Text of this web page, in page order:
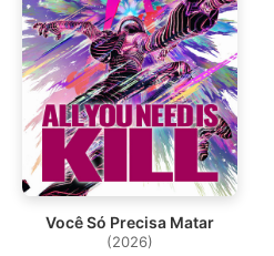
Você Só Precisa Matar
(2026)